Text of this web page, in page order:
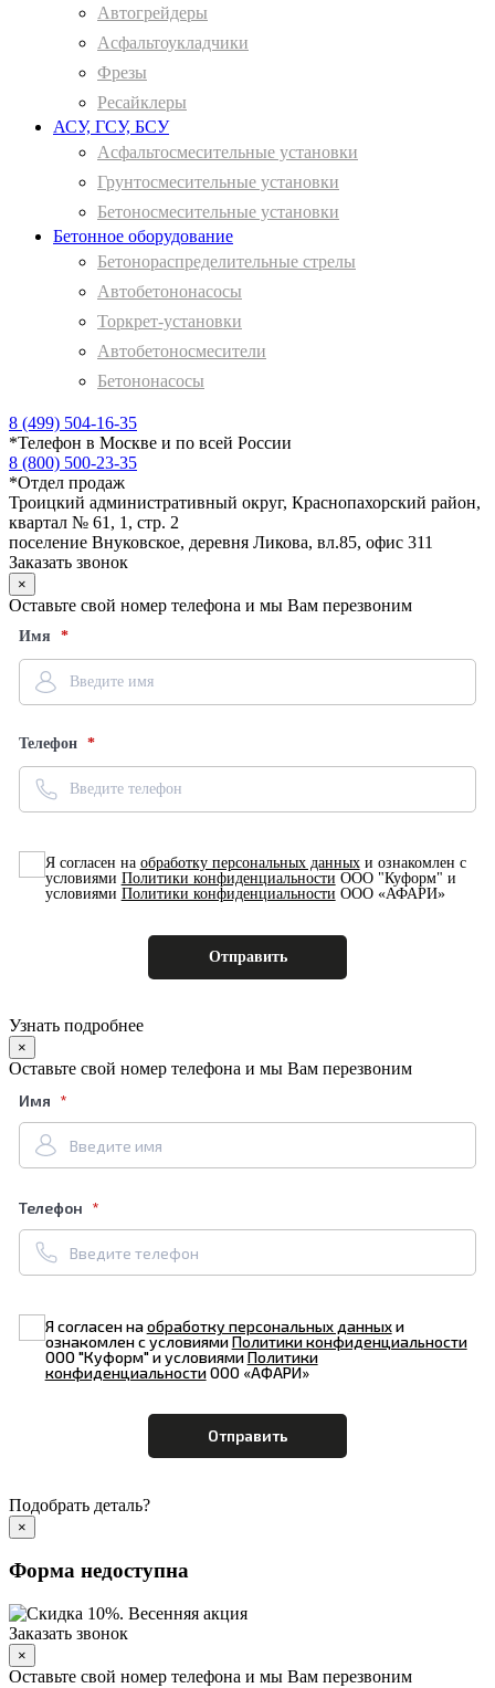
Автогрейдеры
Асфальтоукладчики
Фрезы
Ресайклеры
АСУ, ГСУ, БСУ
Асфальтосмесительные установки
Грунтосмесительные установки
Бетоносмесительные установки
Бетонное оборудование
Бетонораспределительные стрелы
Автобетононасосы
Торкрет-установки
Автобетоносмесители
Бетононасосы
8 (499) 504-16-35
*Телефон в Москве и по всей России
8 (800) 500-23-35
*Отдел продаж
Троицкий административный округ, Краснопахорский район,
квартал № 61, 1, стр. 2
поселение Внуковское, деревня Ликова, вл.85, офис 311
Заказать звонок
×
Оставьте свой номер телефона и мы Вам перезвоним
Имя
Телефон
Я согласен на обработку персональных данныхи ознакомлен с
условиями Политики конфиденциальности ООО "Куформ" и
условиями Политики конфиденциальности ООО «АФАРИ»
Узнать подробнее
×
Оставьте свой номер телефона и мы Вам перезвоним
Имя
Телефон
Я согласен наобработку персональных данныхи
ознакомлен с условиямиПолитики конфиденциальности
ООО "Куформ" и условиямиПолитики
конфиденциальностиООО «АФАРИ»
Подобрать деталь?
×
Форма недоступна
Заказать звонок
×
Оставьте свой номер телефона и мы Вам перезвоним